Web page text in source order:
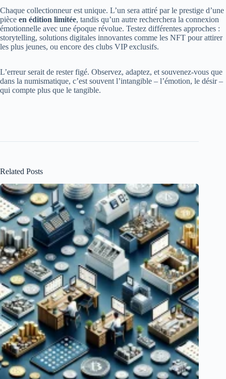
Chaque collectionneur est unique. L’un sera attiré par le prestige d’une
pièce en édition limitée, tandis qu’un autre recherchera la connexion
émotionnelle avec une époque révolue. Testez différentes approches :
storytelling, solutions digitales innovantes comme les NFT pour attirer
les plus jeunes, ou encore des clubs VIP exclusifs.
L’erreur serait de rester figé. Observez, adaptez, et souvenez-vous que
dans la numismatique, c’est souvent l’intangible – l’émotion, le désir –
qui compte plus que le tangible.
Related Posts